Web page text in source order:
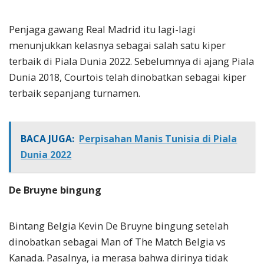
Penjaga gawang Real Madrid itu lagi-lagi
menunjukkan kelasnya sebagai salah satu kiper
terbaik di Piala Dunia 2022. Sebelumnya di ajang Piala
Dunia 2018, Courtois telah dinobatkan sebagai kiper
terbaik sepanjang turnamen.
BACA JUGA: Perpisahan Manis Tunisia di Piala
Dunia 2022
De Bruyne bingung
Bintang Belgia Kevin De Bruyne bingung setelah
dinobatkan sebagai Man of The Match Belgia vs
Kanada. Pasalnya, ia merasa bahwa dirinya tidak